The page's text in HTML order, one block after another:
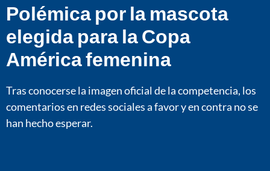
Polémica por la mascota
elegida para la Copa
América femenina
Tras conocerse la imagen oficial de la competencia, los
comentarios en redes sociales a favor y en contra no se
han hecho esperar.